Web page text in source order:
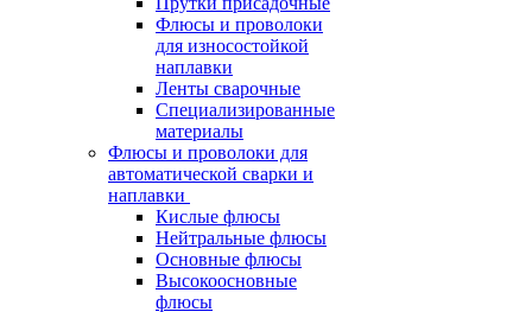
Флюсы и проволоки
для износостойкой
наплавки
Ленты сварочные
Специализированные
материалы
Флюсы и проволоки для
автоматической сварки и
наплавки
Кислые флюсы
Нейтральные флюсы
Основные флюсы
Высокоосновные
флюсы